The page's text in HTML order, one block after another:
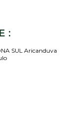
:
SUL Aricanduva